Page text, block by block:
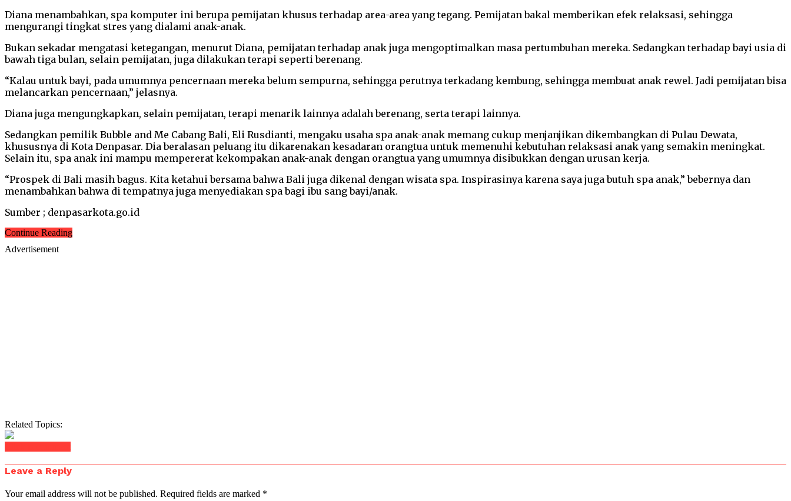
Diana menambahkan, spa komputer ini berupa pemijatan khusus terhadap area-area yang tegang. Pemijatan bakal memberikan efek relaksasi, sehingga
mengurangi tingkat stres yang dialami anak-anak.
Bukan sekadar mengatasi ketegangan, menurut Diana, pemijatan terhadap anak juga mengoptimalkan masa pertumbuhan mereka. Sedangkan terhadap bayi usia di
bawah tiga bulan, selain pemijatan, juga dilakukan terapi seperti berenang.
“Kalau untuk bayi, pada umumnya pencernaan mereka belum sempurna, sehingga perutnya terkadang kembung, sehingga membuat anak rewel. Jadi pemijatan bisa
melancarkan pencernaan,” jelasnya.
Diana juga mengungkapkan, selain pemijatan, terapi menarik lainnya adalah berenang, serta terapi lainnya.
Sedangkan pemilik Bubble and Me Cabang Bali, Eli Rusdianti, mengaku usaha spa anak-anak memang cukup menjanjikan dikembangkan di Pulau Dewata,
khususnya di Kota Denpasar. Dia beralasan peluang itu dikarenakan kesadaran orangtua untuk memenuhi kebutuhan relaksasi anak yang semakin meningkat.
Selain itu, spa anak ini mampu mempererat kekompakan anak-anak dengan orangtua yang umumnya disibukkan dengan urusan kerja.
“Prospek di Bali masih bagus. Kita ketahui bersama bahwa Bali juga dikenal dengan wisata spa. Inspirasinya karena saya juga butuh spa anak,” bebernya dan
menambahkan bahwa di tempatnya juga menyediakan spa bagi ibu sang bayi/anak.
Sumber ; denpasarkota.go.id
Continue Reading
Advertisement
Related Topics:
Leave a Reply
Your email address will not be published. Required fields are marked *